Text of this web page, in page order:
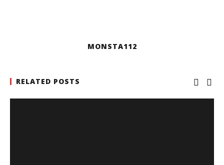
MONSTA112
RELATED POSTS